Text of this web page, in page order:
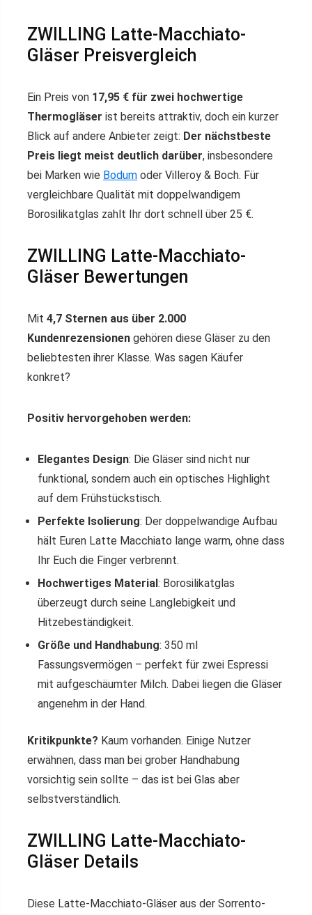
ZWILLING Latte-Macchiato-
Gläser Preisvergleich
Ein Preis von 17,95 € für zwei hochwertige
Thermogläser ist bereits attraktiv, doch ein kurzer
Blick auf andere Anbieter zeigt: Der nächstbeste
Preis liegt meist deutlich darüber, insbesondere
bei Marken wie Bodum oder Villeroy & Boch. Für
vergleichbare Qualität mit doppelwandigem
Borosilikatglas zahlt Ihr dort schnell über 25 €.
ZWILLING Latte-Macchiato-
Gläser Bewertungen
Mit 4,7 Sternen aus über 2.000
Kundenrezensionen gehören diese Gläser zu den
beliebtesten ihrer Klasse. Was sagen Käufer
konkret?
Positiv hervorgehoben werden:
Elegantes Design: Die Gläser sind nicht nur
funktional, sondern auch ein optisches Highlight
auf dem Frühstückstisch.
Perfekte Isolierung: Der doppelwandige Aufbau
hält Euren Latte Macchiato lange warm, ohne dass
Ihr Euch die Finger verbrennt.
Hochwertiges Material: Borosilikatglas
überzeugt durch seine Langlebigkeit und
Hitzebeständigkeit.
Größe und Handhabung: 350 ml
Fassungsvermögen – perfekt für zwei Espressi
mit aufgeschäumter Milch. Dabei liegen die Gläser
angenehm in der Hand.
Kritikpunkte? Kaum vorhanden. Einige Nutzer
erwähnen, dass man bei grober Handhabung
vorsichtig sein sollte – das ist bei Glas aber
selbstverständlich.
ZWILLING Latte-Macchiato-
Gläser Details
Diese Latte-Macchiato-Gläser aus der Sorrento-